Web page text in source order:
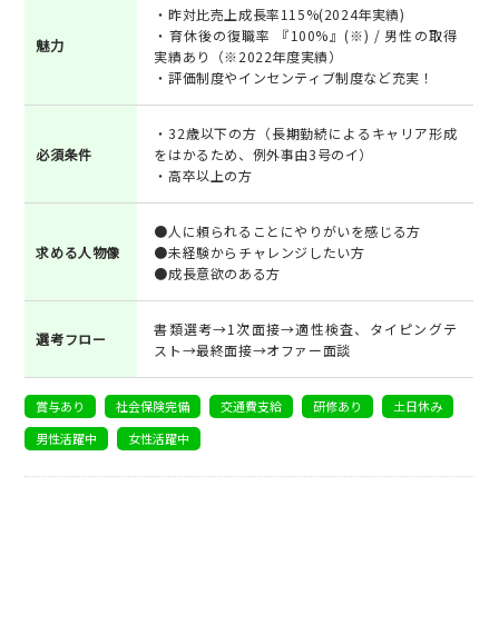
魅力
・昨対比売上成長率115%(2024年実績)
・育休後の復職率 『100%』(※) / 男性の取得
実績あり（※2022年度実績）
・評価制度やインセンティブ制度など充実！
必須条件
・32歳以下の方（長期勤続によるキャリア形成
をはかるため、例外事由3号のイ）
・高卒以上の方
求める人物像
●人に頼られることにやりがいを感じる方
●未経験からチャレンジしたい方
●成長意欲のある方
選考フロー
書類選考→1次面接→適性検査、タイピングテ
スト→最終面接→オファー面談
賞与あり 社会保険完備 交通費支給 研修あり
土日休み
男性活躍中
女性活躍中